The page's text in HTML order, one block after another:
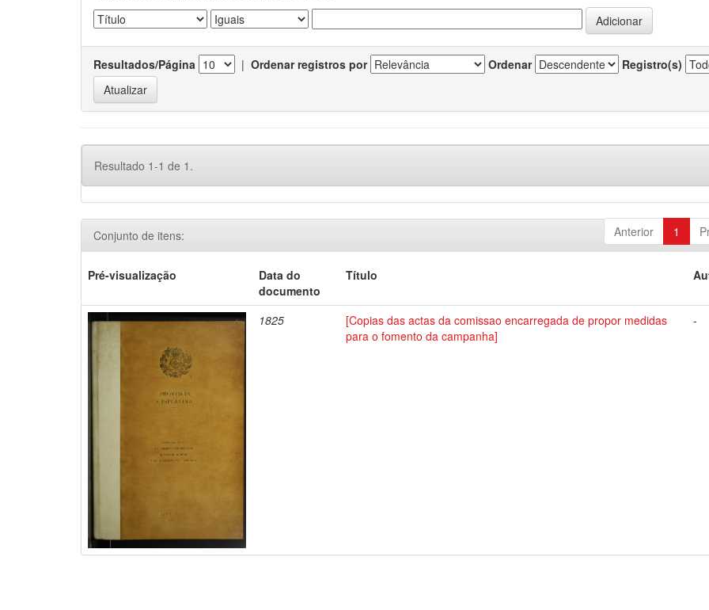
Resultados/Página | Ordenar registros por Ordenar Registro(s)
Resultado 1-1 de 1.
Anterior 1
Conjunto de itens:
Pré-visualização
Data do
documento
Título
1825
[Copias das actas da comissao encarregada de propor medidas
para o fomento da campanha]
-